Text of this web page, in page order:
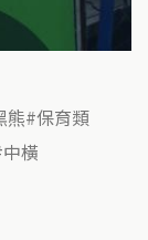
熊 保育類
中橫